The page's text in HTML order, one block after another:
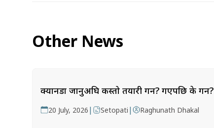
Other News
क्यानडा जानुअघि कस्तो तयारी गर्ने? गएपछि के गर्ने?
20 July, 2026 | Setopati | Raghunath Dhakal